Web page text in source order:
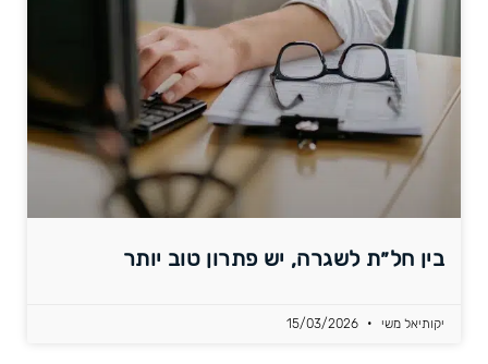
בין חל״ת לשגרה, יש פתרון טוב יותר
יקותיאל משי